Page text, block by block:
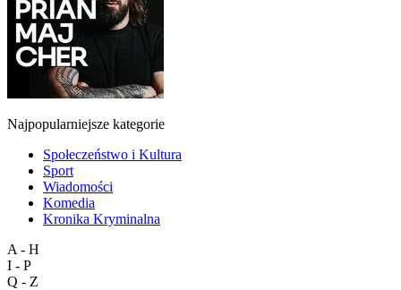
Najpopularniejsze kategorie
Społeczeństwo i Kultura
Sport
Wiadomości
Komedia
Kronika Kryminalna
A - H
I - P
Q - Z